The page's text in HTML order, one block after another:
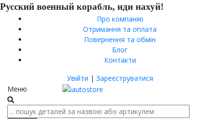
Русский военный корабль, иди нахуй!
Про компанію
Отримання та оплата
Повернення та обмін
Блог
Контакти
Увійти | Зареєструватися
Меню